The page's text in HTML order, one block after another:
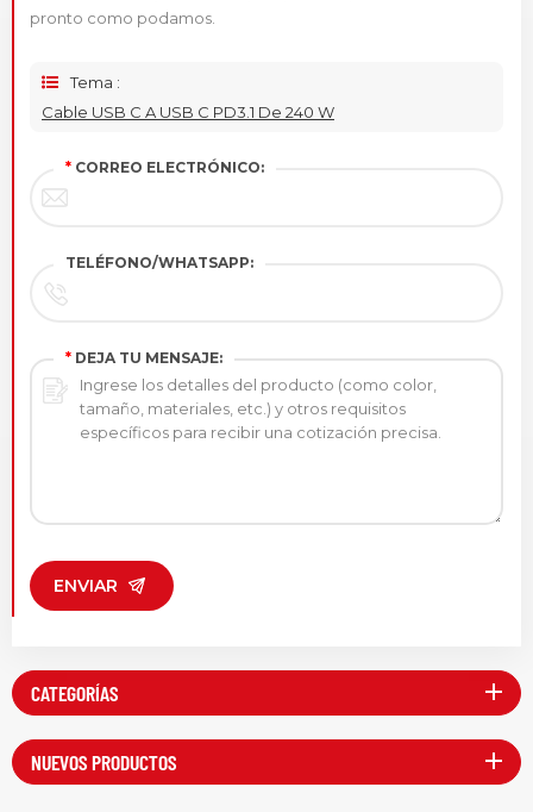
pronto como podamos.
Tema :
Cable USB C A USB C PD3.1 De 240 W
* CORREO ELECTRÓNICO:
TELÉFONO/WHATSAPP:
* DEJA TU MENSAJE:
ENVIAR
CATEGORÍAS
NUEVOS PRODUCTOS